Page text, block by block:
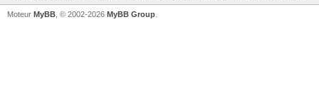
Moteur MyBB , © 2002-2026 MyBB Group